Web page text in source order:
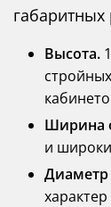
Высота.
Ширина
и
Диаметр